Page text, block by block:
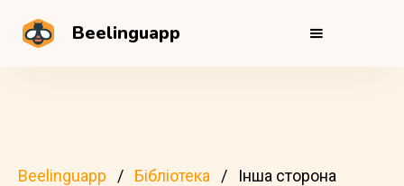
Beelinguapp
Beelinguapp Бібліотека
Інша сторона